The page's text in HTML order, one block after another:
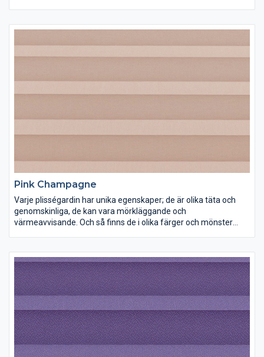
Pink Champagne
Varje plisségardin har unika egenskaper; de är olika täta och
genomskinliga, de kan vara mörkläggande och
värmeavvisande. Och så finns de i olika färger och mönster